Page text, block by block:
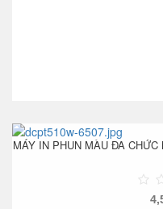
MÁY IN PHUN MÀU ĐA CHỨC